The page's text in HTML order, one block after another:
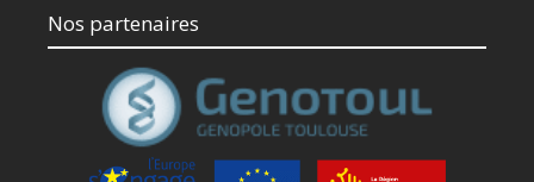
Nos partenaires